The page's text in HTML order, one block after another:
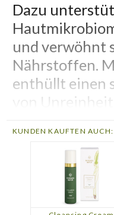
Dazu
und verwöhnt
Nährstoffen.
enthüllt einen
von
Anwendung:
Gönnen Sie
Peeling mit
Tragen Sie
KUNDEN KAUFTEN AUCH: